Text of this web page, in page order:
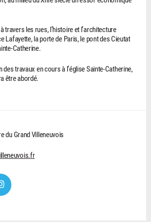
travers les rues, l’histoire et l’architecture
Lafayette, la porte de Paris, le pont des Cieutat
Catherine.
travaux en cours à l’église Sainte-Catherine,
être abordé.
du Grand Villeneuvois